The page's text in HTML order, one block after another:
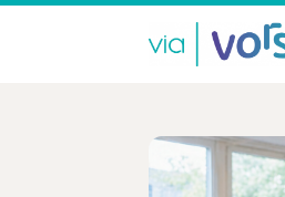
E-mailadres